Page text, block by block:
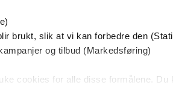
brukt, slik at vi kan forbedre den
og tilbud (Markedsføring)
cookies for alle disse formålene. Du
En lykkelig familie
Stian Hjelvin Andersen
EBOK